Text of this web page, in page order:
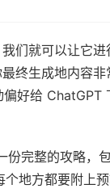
们就可以让它进
终生成地内容
好给
完整的攻略，
地方都要附上预